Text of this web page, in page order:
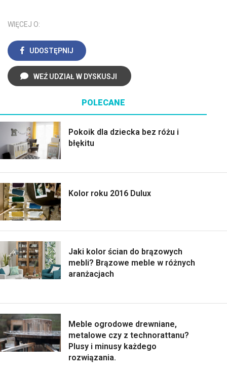
WIĘCEJ O:
UDOSTĘPNIJ
WEŹ UDZIAŁ W DYSKUSJI
POLECANE
Pokoik dla dziecka bez różu i
błękitu
Kolor roku 2016 Dulux
Jaki kolor ścian do brązowych
mebli? Brązowe meble w różnych
aranżacjach
Meble ogrodowe drewniane,
metalowe czy z technorattanu?
Plusy i minusy każdego
rozwiązania.